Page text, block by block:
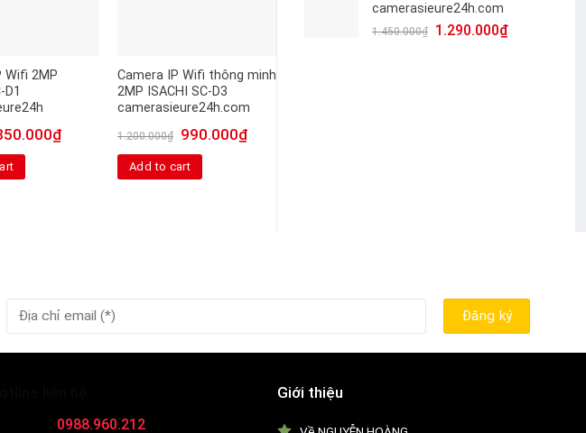
camerasieure24h.com
1.450.000₫ 1.290.000₫
Wifi 2MP
D1
₫
Camera IP Wifi thông minh
2MP ISACHI SC-D3
camerasieure24h.com
1.200.000₫ 990.000₫
Add to cart
0988.960.212
Giới thiệu